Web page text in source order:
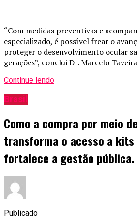
“Com medidas preventivas e
especializado, é possível frear o
proteger o desenvolvimento ocular
gerações”, conclui Dr. Marcelo
Continue lendo
Brasil
Como a compra por meio
transforma o acesso a
fortalece a gestão pública.
Publicado